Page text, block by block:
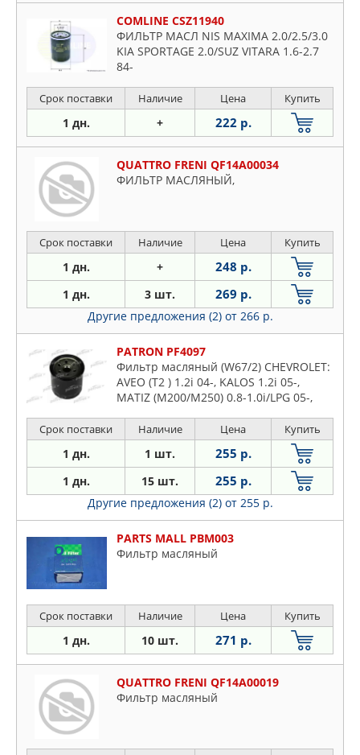
COMLINE CSZ11940
ФИЛЬТР МАСЛ NIS MAXIMA 2.0/2.5/3.0
KIA SPORTAGE 2.0/SUZ VITARA 1.6-2.7
84-
Срок поставки Наличие Цена Купить
1 дн. + 222 р.
QUATTRO FRENI QF14A00034
ФИЛЬТР МАСЛЯНЫЙ,
Срок поставки Наличие Цена Купить
1 дн. + 248 р.
1 дн. 3 шт. 269 р.
Другие предложения (2) от 266 р.
PATRON PF4097
Фильтр масляный (W67/2) CHEVROLET:
AVEO (T2 ) 1.2i 04-, KALOS 1.2i 05-,
MATIZ (M200/M250) 0.8-1.0i/LPG 05-,
1.0-1.2i 08-
Срок поставки Наличие Цена Купить
1 дн. 1 шт. 255 р.
1 дн. 15 шт. 255 р.
Другие предложения (2) от 255 р.
PARTS MALL PBM003
Фильтр масляный
Срок поставки Наличие Цена Купить
1 дн. 10 шт. 271 р.
QUATTRO FRENI QF14A00019
Фильтр масляный